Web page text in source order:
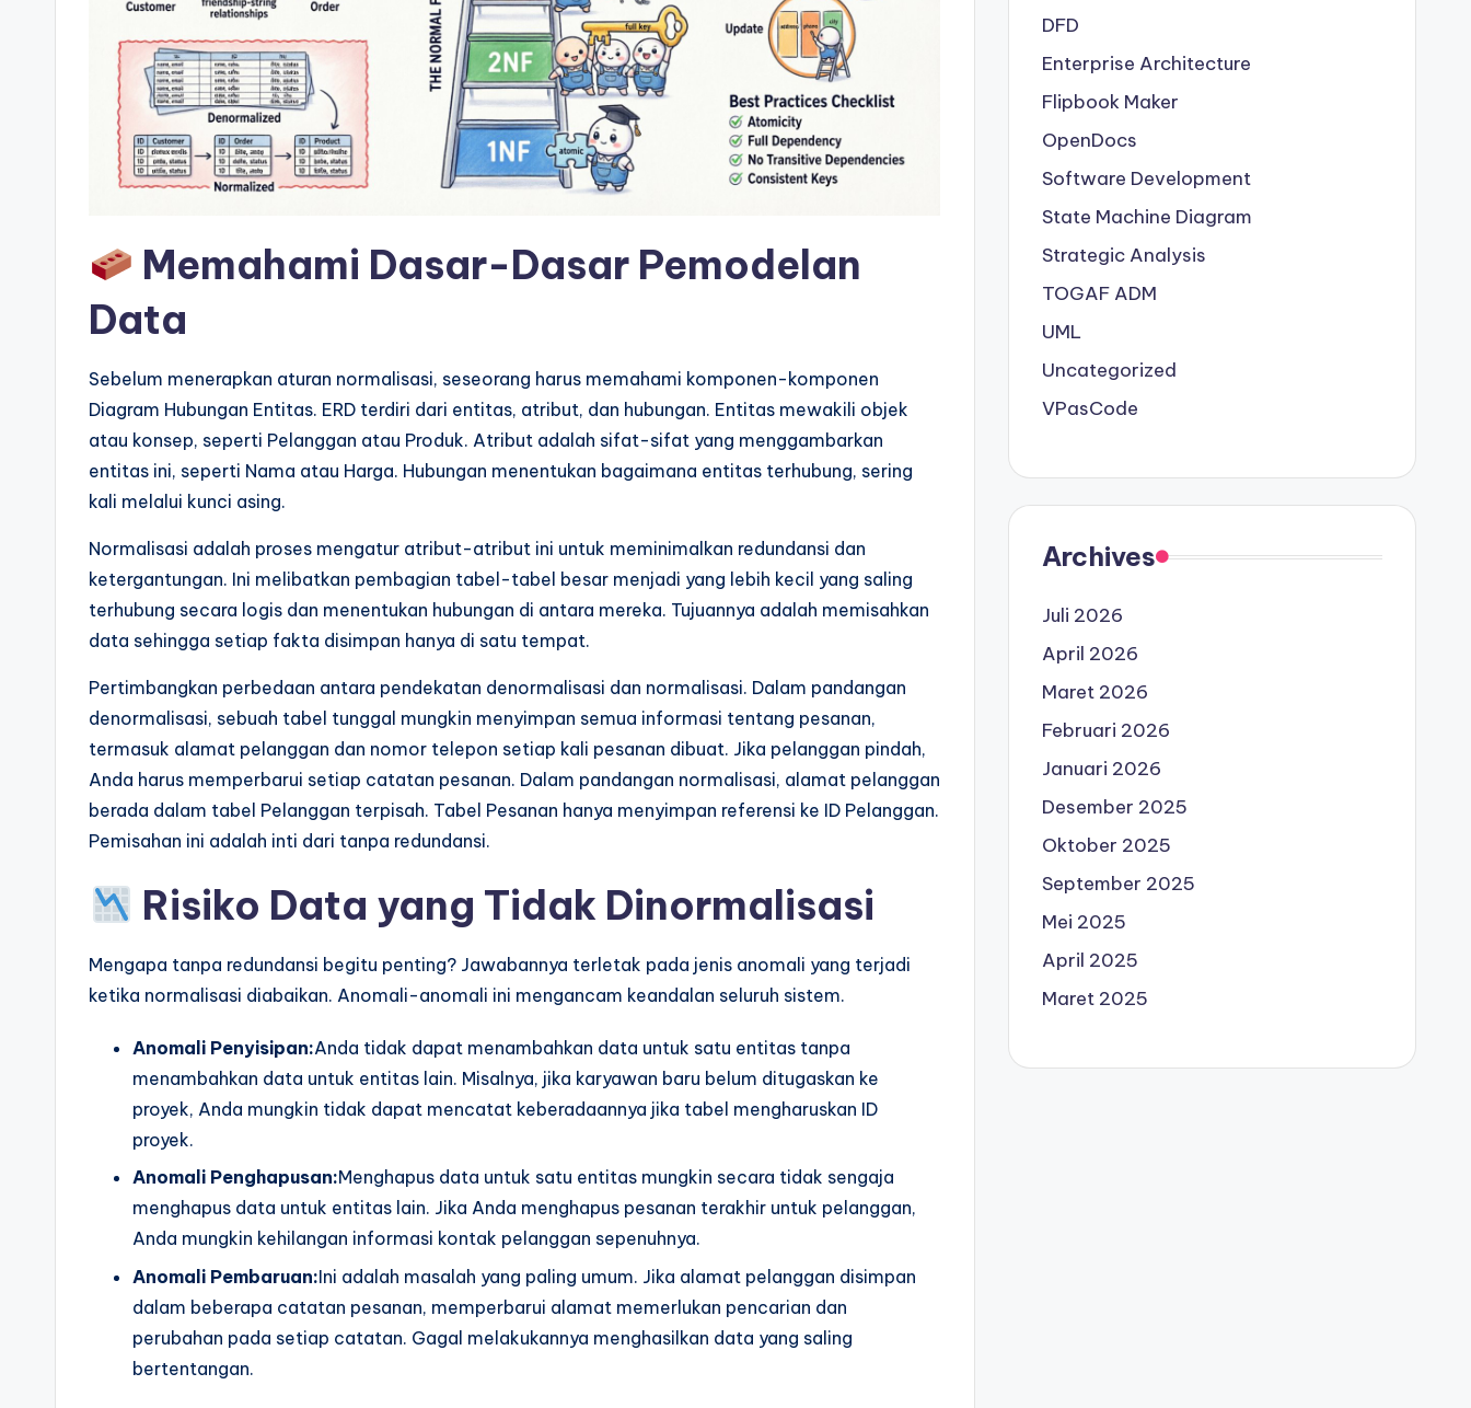
tr
Memahami Dasar-Dasar Pemodelan
Data
Sebelum menerapkan aturan normalisasi, seseorang harus memahami komponen-komponen
Diagram Hubungan Entitas. ERD terdiri dari entitas, atribut, dan hubungan. Entitas mewakili objek
atau konsep, seperti Pelanggan atau Produk. Atribut adalah sifat-sifat yang menggambarkan
entitas ini, seperti Nama atau Harga. Hubungan menentukan bagaimana entitas terhubung, sering
kali melalui kunci asing.
Normalisasi adalah proses mengatur atribut-atribut ini untuk meminimalkan redundansi dan
ketergantungan. Ini melibatkan pembagian tabel-tabel besar menjadi yang lebih kecil yang saling
terhubung secara logis dan menentukan hubungan di antara mereka. Tujuannya adalah memisahkan
data sehingga setiap fakta disimpan hanya di satu tempat.
Pertimbangkan perbedaan antara pendekatan denormalisasi dan normalisasi. Dalam pandangan
denormalisasi, sebuah tabel tunggal mungkin menyimpan semua informasi tentang pesanan,
termasuk alamat pelanggan dan nomor telepon setiap kali pesanan dibuat. Jika pelanggan pindah,
Anda harus memperbarui setiap catatan pesanan. Dalam pandangan normalisasi, alamat pelanggan
berada dalam tabel Pelanggan terpisah. Tabel Pesanan hanya menyimpan referensi ke ID Pelanggan.
Pemisahan ini adalah inti dari tanpa redundansi.
Risiko Data yang Tidak Dinormalisasi
Mengapa tanpa redundansi begitu penting? Jawabannya terletak pada jenis anomali yang terjadi
ketika normalisasi diabaikan. Anomali-anomali ini mengancam keandalan seluruh sistem.
Anomali Penyisipan:Anda tidak dapat menambahkan data untuk satu entitas tanpa
menambahkan data untuk entitas lain. Misalnya, jika karyawan baru belum ditugaskan ke
proyek, Anda mungkin tidak dapat mencatat keberadaannya jika tabel mengharuskan ID
proyek.
Anomali Penghapusan:Menghapus data untuk satu entitas mungkin secara tidak sengaja
menghapus data untuk entitas lain. Jika Anda menghapus pesanan terakhir untuk pelanggan,
Anda mungkin kehilangan informasi kontak pelanggan sepenuhnya.
Anomali Pembaruan:Ini adalah masalah yang paling umum. Jika alamat pelanggan disimpan
dalam beberapa catatan pesanan, memperbarui alamat memerlukan pencarian dan
perubahan pada setiap catatan. Gagal melakukannya menghasilkan data yang saling
bertentangan.
DFD
Enterprise Architecture
Flipbook Maker
OpenDocs
Software Development
State Machine Diagram
Strategic Analysis
TOGAF ADM
UML
Uncategorized
VPasCode
Archives
Juli 2026
April 2026
Maret 2026
Februari 2026
Januari 2026
Desember 2025
Oktober 2025
September 2025
Mei 2025
April 2025
Maret 2025